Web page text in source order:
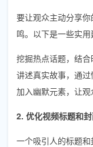
要让观众主动分享
鸣。以下是一些实用
挖掘热点话题，结合
讲述真实故事，通过
加入幽默元素，让观
2. 优化视频标题和
一个吸引人的标题